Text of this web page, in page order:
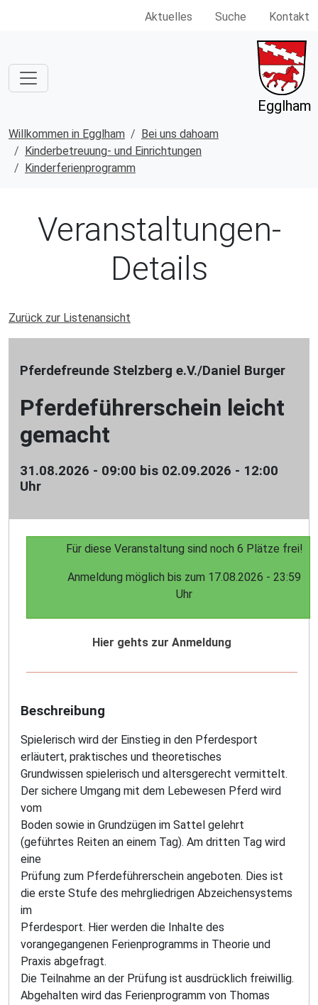
Aktuelles Suche Kontakt
Egglham
Willkommen in Egglham
Bei uns dahoam
Kinderbetreuung- und Einrichtungen
Kinderferienprogramm
Veranstaltungen-
Details
Zurück zur Listenansicht
Pferdefreunde Stelzberg e.V./Daniel Burger
Pferdeführerschein leicht
gemacht
31.08.2026 - 09:00 bis 02.09.2026 - 12:00
Uhr
Für diese Veranstaltung sind noch 6 Plätze frei!
Anmeldung möglich bis zum 17.08.2026 - 23:59
Uhr
Hier gehts zur Anmeldung
Beschreibung
Spielerisch wird der Einstieg in den Pferdesport
erläutert, praktisches und theoretisches
Grundwissen spielerisch und altersgerecht vermittelt.
Der sichere Umgang mit dem Lebewesen Pferd wird
vom
Boden sowie in Grundzügen im Sattel gelehrt
(geführtes Reiten an einem Tag). Am dritten Tag wird
eine
Prüfung zum Pferdeführerschein angeboten. Dies ist
die erste Stufe des mehrgliedrigen Abzeichensystems
im
Pferdesport. Hier werden die Inhalte des
vorangegangenen Ferienprogramms in Theorie und
Praxis abgefragt.
Die Teilnahme an der Prüfung ist ausdrücklich freiwillig.
Abgehalten wird das Ferienprogramm von Thomas